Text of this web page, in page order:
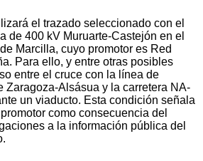
el trazado seleccionado con el
de 400 kV Muruarte-Castejón en el
Marcilla, cuyo promotor es Red
Para ello, y entre otras posibles
entre el cruce con la línea de
Zaragoza-Alsásua y la carretera NA-
un viaducto. Esta condición señala
como consecuencia del
a la información pública del